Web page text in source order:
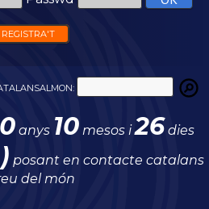
REGISTRA'T
anys 10 mesos i26 dies
posant en contacte catalans
del món